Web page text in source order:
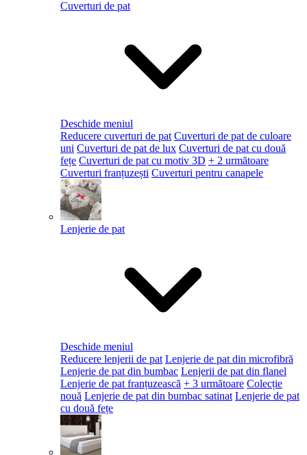
Cuverturi de pat
Deschide meniul
Reducere cuverturi de pat Cuverturi de pat de culoare
uni Cuverturi de pat de lux Cuverturi de pat cu două
fețe Cuverturi de pat cu motiv 3D + 2 următoare
Cuverturi franțuzești Cuverturi pentru canapele
Lenjerie de pat
Deschide meniul
Reducere lenjerii de pat Lenjerie de pat din microfibră
Lenjerie de pat din bumbac Lenjerii de pat din flanel
Lenjerie de pat franțuzească + 3 următoare Colecție
nouă Lenjerie de pat din bumbac satinat Lenjerie de pat
cu două fețe